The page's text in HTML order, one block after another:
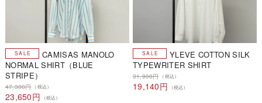
CAMISAS MANOLO
NORMAL SHIRT（BLUE
STRIPE）
47,300円 （税込）
23,650円 （税込）
YLEVE COTTON SILK
TYPEWRITER SHIRT
31,900円 （税込）
19,140円 （税込）